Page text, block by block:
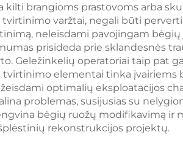
brangioms prastovoms arba
varžtai, negali būti
neleisdami pavojingam
prisideda prie sklandesnės
Geležinkelių operatoriai taip pat
elementai tinka
optimalių eksploatacijos
problemas, susijusias su
bėgių ruožų modifikavimą ir
rekonstrukcijos projektų.